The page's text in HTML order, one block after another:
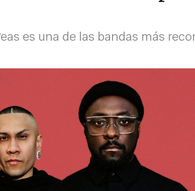
es una de las bandas más